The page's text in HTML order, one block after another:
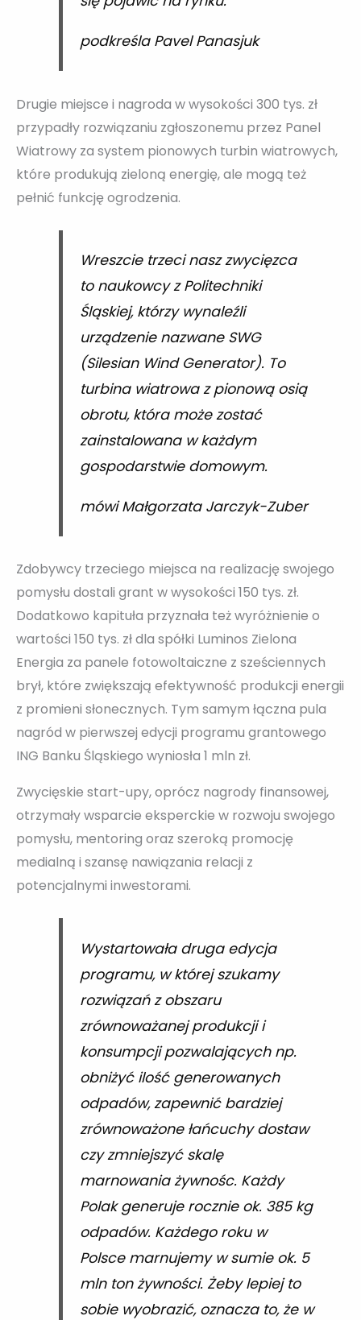
podkreśla Pavel Panasjuk
Drugie miejsce i nagroda w wysokości 300 tys. zł
przypadły rozwiązaniu zgłoszonemu przez Panel
Wiatrowy za system pionowych turbin wiatrowych,
które produkują zieloną energię, ale mogą też
pełnić funkcję ogrodzenia.
Wreszcie trzeci nasz zwycięzca
to naukowcy z Politechniki
Śląskiej, którzy wynaleźli
urządzenie nazwane SWG
(Silesian Wind Generator). To
turbina wiatrowa z pionową osią
obrotu, która może zostać
zainstalowana w każdym
gospodarstwie domowym.
mówi Małgorzata Jarczyk-Zuber
Zdobywcy trzeciego miejsca na realizację swojego
pomysłu dostali grant w wysokości 150 tys. zł.
Dodatkowo kapituła przyznała też wyróżnienie o
wartości 150 tys. zł dla spółki Luminos Zielona
Energia za panele fotowoltaiczne z sześciennych
brył, które zwiększają efektywność produkcji energii
z promieni słonecznych. Tym samym łączna pula
nagród w pierwszej edycji programu grantowego
ING Banku Śląskiego wyniosła 1 mln zł.
Zwycięskie start-upy, oprócz nagrody finansowej,
otrzymały wsparcie eksperckie w rozwoju swojego
pomysłu, mentoring oraz szeroką promocję
medialną i szansę nawiązania relacji z
potencjalnymi inwestorami.
Wystartowała druga edycja
programu, w której szukamy
rozwiązań z obszaru
zrównoważanej produkcji i
konsumpcji pozwalających np.
obniżyć ilość generowanych
odpadów, zapewnić bardziej
zrównoważone łańcuchy dostaw
czy zmniejszyć skalę
marnowania żywnośc. Każdy
Polak generuje rocznie ok. 385 kg
odpadów. Każdego roku w
Polsce marnujemy w sumie ok. 5
mln ton żywności. Żeby lepiej to
sobie wyobrazić, oznacza to, że w